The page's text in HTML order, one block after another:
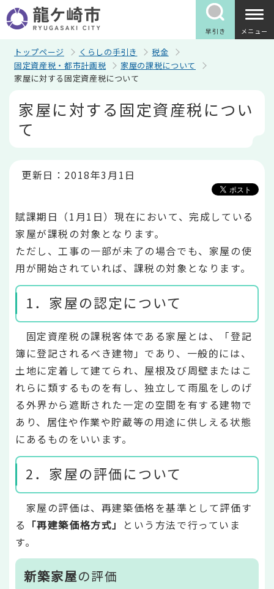
の
ペ
早引き メニュー
トップページ くらしの手引き
税金
固定資産税・都市計画税
家屋の課税について
家屋に対する固定資産税について
家屋に対する固定資産税につい
て
更新日：2018年3月1日
賦課期日（1月1日）現在において、完成している
家屋が課税の対象となります。
ただし、工事の一部が未了の場合でも、家屋の使
用が開始されていれば、課税の対象となります。
1．家屋の認定について
固定資産税の課税客体である家屋とは、「登記
簿に登記されるべき建物」であり、一般的には、
土地に定着して建てられ、屋根及び周壁またはこ
れらに類するものを有し、独立して雨風をしのげ
る外界から遮断された一定の空間を有する建物で
あり、居住や作業や貯蔵等の用途に供しえる状態
にあるものをいいます。
2．家屋の評価について
家屋の評価は、再建築価格を基準として評価す
る 「再建築価格方式」
という方法で行っていま
す。
新築家屋の評価